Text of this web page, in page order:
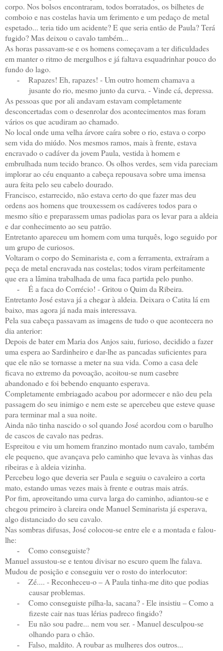
corpo. Nos bolsos encontraram, todos borratados, os bilhetes de
comboio e nas costelas havia um ferimento e um pedaço de metal
espetado... teria tido um acidente? E que seria então de Paula? Terá
fugido? Mas deixou o cavalo também...
As horas passavam-se e os homens começavam a ter dificuldades
em manter o ritmo de mergulhos e já faltava esquadrinhar pouco do
fundo do lago.
-
Rapazes! Eh, rapazes! - Um outro homem chamava a
jusante do rio, mesmo junto da curva. - Vinde cá, depressa.
As pessoas que por ali andavam estavam completamente
desconcertadas com o desenrolar dos acontecimentos mas foram
vários os que acudiram ao chamado.
No local onde uma velha árvore caíra sobre o rio, estava o corpo
sem vida do miúdo. Nos mesmos ramos, mais à frente, estava
encravado o cadáver da jovem Paula, vestida à homem e
embrulhada num tecido branco. Os olhos verdes, sem vida pareciam
implorar ao céu enquanto a cabeça repousava sobre uma imensa
aura feita pelo seu cabelo dourado.
Francisco, estarrecido, não estava certo do que fazer mas deu
ordens aos homens que trouxessem os cadáveres todos para o
mesmo sítio e preparassem umas padiolas para os levar para a aldeia
e dar conhecimento ao seu patrão.
Entretanto apareceu um homem com uma turquês, logo seguido por
um grupo de curiosos.
Voltaram o corpo do Seminarista e, com a ferramenta, extraíram a
peça de metal encravada nas costelas; todos viram perfeitamente
que era a lâmina trabalhada de uma faca partida pelo punho.
-
É a faca do Corrécio! - Gritou o Quim da Ribeira.
Entretanto José estava já a chegar à aldeia. Deixara o Catita lá em
baixo, mas agora já nada mais interessava.
Pela sua cabeça passavam as imagens de tudo o que acontecera no
dia anterior:
Depois de bater em Maria dos Anjos saiu, furioso, decidido a fazer
uma espera ao Sardinheiro e dar-lhe as pancadas suficientes para
que ele não se tornasse a meter na sua vida. Como a casa dele
ficava no extremo da povoação, acoitou-se num casebre
abandonado e foi bebendo enquanto esperava.
Completamente embriagado acabou por adormecer e não deu pela
passagem do seu inimigo e nem este se apercebeu que esteve quase
para terminar mal a sua noite.
Ainda não tinha nascido o sol quando José acordou com o barulho
de cascos de cavalo nas pedras.
Espreitou e viu um homem franzino montado num cavalo, também
ele pequeno, que avançava pelo caminho que levava às vinhas das
ribeiras e à aldeia vizinha.
Percebeu logo que deveria ser Paula e seguiu o cavaleiro a corta
mato, estando umas vezes mais à frente e outras mais atrás.
Por fim, aproveitando uma curva larga do caminho, adiantou-se e
chegou primeiro à clareira onde Manuel Seminarista já esperava,
algo distanciado do seu cavalo.
Nas sombras difusas, José colocou-se entre ele e a montada e falou-
lhe:
-
Como conseguiste?
Manuel assustou-se e tentou divisar no escuro quem lhe falava.
Mudou de posição e conseguiu ver o rosto do interlocutor:
-
Zé.... - Reconheceu-o – A Paula tinha-me dito que podias
causar problemas.
-
Como conseguiste pilha-la, sacana? - Ele insistiu – Como a
fizeste cair nas tuas lérias padreco fingido?
-
Eu não sou padre... nem vou ser. - Manuel desculpou-se
olhando para o chão.
- Falso, maldito. A roubar as mulheres dos outros...